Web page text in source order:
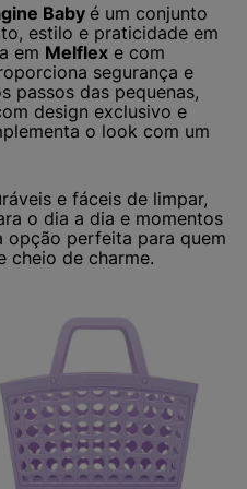
Baby é um conjunto
estilo e praticidade em
em Melflex e com
segurança e
passos das pequenas,
design exclusivo e
o look com um
e fáceis de limpar,
o dia a dia e momentos
opção perfeita para quem
cheio de charme.